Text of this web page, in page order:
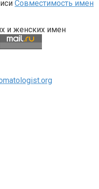
Совместимость имен
и женских имен